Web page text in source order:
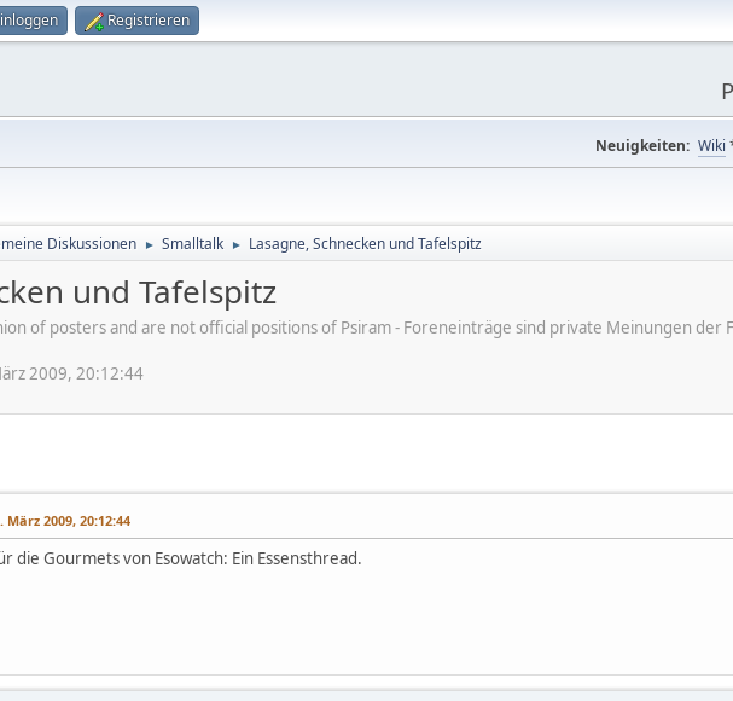
Registrieren
Neuigkeiten: Wiki
Diskussionen ► Smalltalk ► Lasagne, Schnecken und Tafelspitz
und Tafelspitz
of posters and are not official positions of Psiram - Foreneinträge sind private Meinungen
2009, 20:12:44
März 2009, 20:12:44
die Gourmets von Esowatch: Ein Essensthread.